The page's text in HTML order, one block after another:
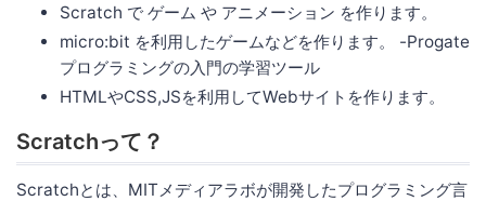
Scratch で ゲーム や アニメーション を作ります。
micro:bit を利用したゲームなどを作ります。 -Progate
プログラミングの入門の学習ツール
HTMLやCSS,JSを利用してWebサイトを作ります。
Scratchって？
Scratchとは、MITメディアラボが開発したプログラミング言